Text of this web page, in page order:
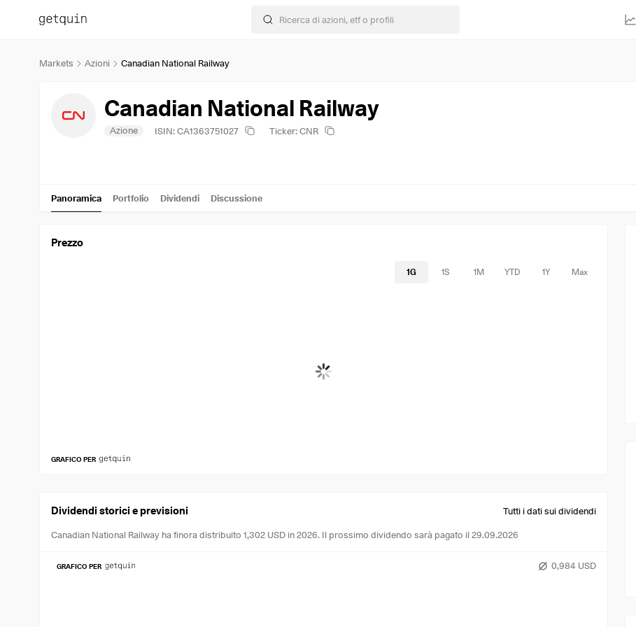
Markets Azioni Canadian National Railway
Canadian National Railway
Azione ISIN: CA1363751027 Ticker: CNR
Panoramica Portfolio Dividendi Discussione
Prezzo
1G 1S 1M YTD 1Y Max
GRAFICO PER
Dividendi storici e previsioni Tutti i dati sui dividendi
Canadian National Railway ha finora distribuito 1,302 USD in 2026. Il prossimo dividendo sarà pagato il 29.09.2026
0,984 USD
GRAFICO PER